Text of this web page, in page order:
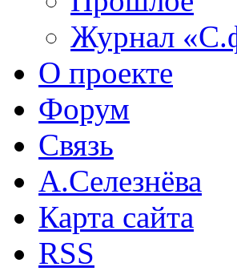
Журнал
О проекте
Форум
Связь
А.Селезнёва
Карта сайта
RSS